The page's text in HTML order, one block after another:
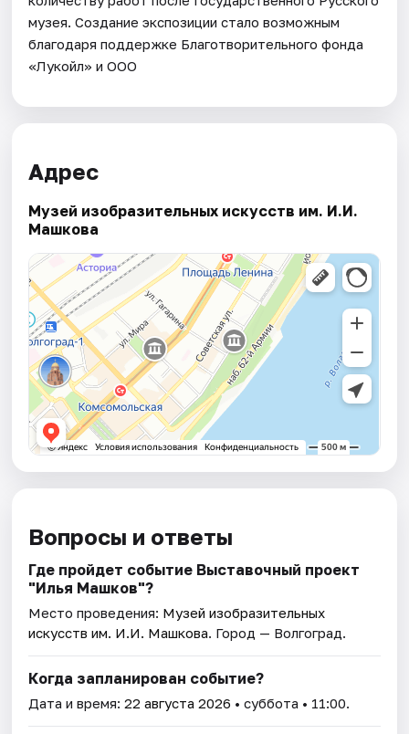
музея. Создание экспозиции стало возможным
благодаря поддержке Благотворительного фонда
«Лукойл» и ООО
Адрес
Музей изобразительных искусств им. И.И.
Машкова
Вопросы и ответы
Где пройдет событие Выставочный проект
"Илья Машков"?
Место проведения: Музей изобразительных
искусств им. И.И. Машкова. Город — Волгоград.
Когда запланирован событие?
Дата и время:22 августа 2026 • суббота • 11:00.